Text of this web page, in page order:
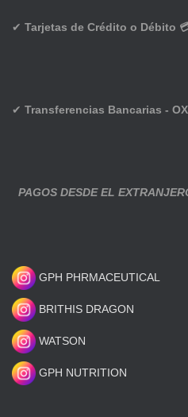
✔ Tarjetas de Crédito o Débito
✔ Transferencias Bancarias -
PAGOS DESDE EL
GPH PHRMACEUTICAL
BRITHIS DRAGON
WATSON
GPH NUTRITION